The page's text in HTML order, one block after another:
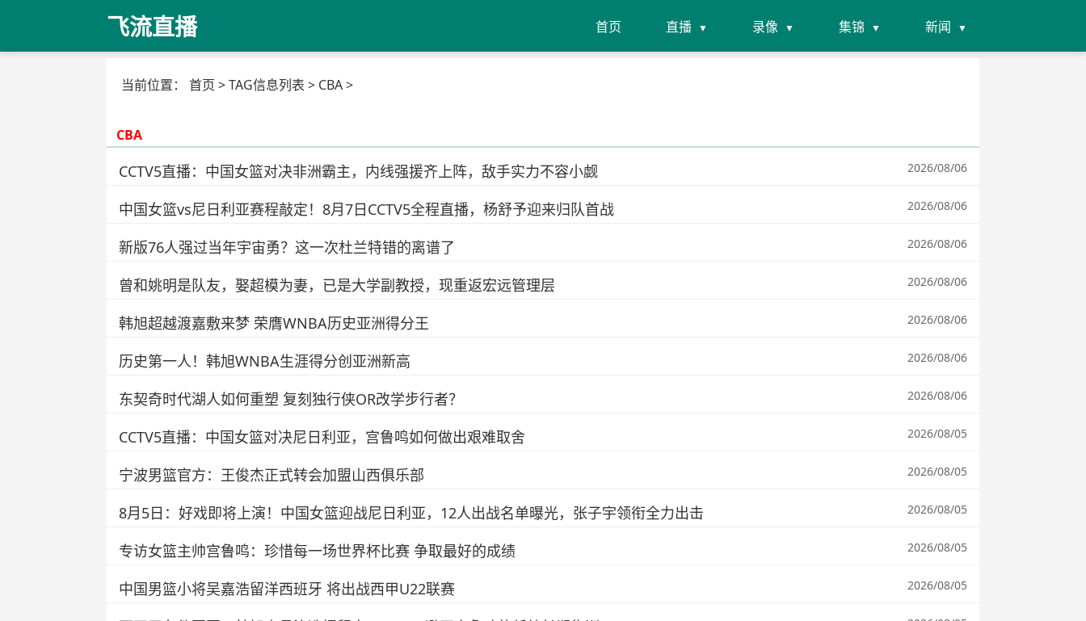
飞流直播 首页 直播 录像 集锦 新闻
当前位置： 首页 > TAG信息列表 > CBA >
CBA
CCTV5直播：中国女篮对决非洲霸主，内线强援齐上阵，敌手实力不容小觑 2026/08/06
中国女篮vs尼日利亚赛程敲定！8月7日CCTV5全程直播，杨舒予迎来归队首战 2026/08/06
新版76人强过当年宇宙勇？这一次杜兰特错的离谱了 2026/08/06
曾和姚明是队友，娶超模为妻，已是大学副教授，现重返宏远管理层 2026/08/06
韩旭超越渡嘉敷来梦 荣膺WNBA历史亚洲得分王 2026/08/06
历史第一人！韩旭WNBA生涯得分创亚洲新高 2026/08/06
东契奇时代湖人如何重塑 复刻独行侠OR改学步行者？ 2026/08/06
CCTV5直播：中国女篮对决尼日利亚，宫鲁鸣如何做出艰难取舍 2026/08/05
宁波男篮官方：王俊杰正式转会加盟山西俱乐部 2026/08/05
8月5日：好戏即将上演！中国女篮迎战尼日利亚，12人出战名单曝光，张子宇领衔全力出击 2026/08/05
专访女篮主帅宫鲁鸣：珍惜每一场世界杯比赛 争取最好的成绩 2026/08/05
中国男篮小将吴嘉浩留洋西班牙 将出战西甲U22联赛 2026/08/05